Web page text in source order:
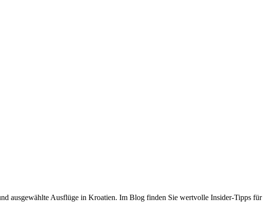
ausgewählte Ausflüge in Kroatien. Im Blog finden Sie wertvolle Insider-Tipps für